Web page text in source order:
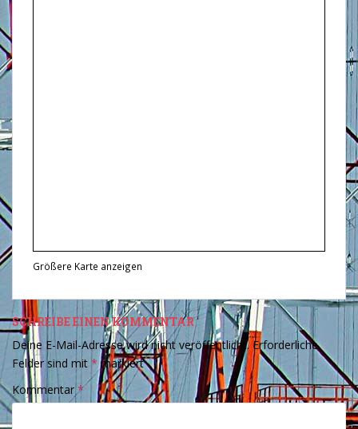
Größere Karte anzeigen
SCHREIBE EINEN KOMMENTAR
Deine E-Mail-Adresse wird nicht veröffentlicht. Erforderliche
Felder sind mit *markiert
Kommentar*